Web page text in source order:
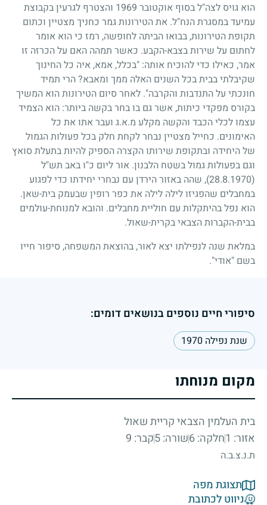
הוא גויס לצה"ל בסוף אוקטובר 1969 והצטרף לגרעין בקבוצת
עמיעד במסגרת הנח"ל. את הטירונות גמר כחניך מצטיין וכתום
תקופת הטירונות, בבואו הביתה לחופשה, רמז כי הוא אומר
לחתום על שירות בצבא-הקבע. כאשר תמהה האם על הכרזה זו
אמר, כאילו כדי להוכיח אותה: "בכלל, אמא, איה כל החינוך
שקיבלתי בבית בכל השנים האלה ממך ומאבא? הרי תמיד
חונכתי על התנדבות והקרבה". לאחר סיום הטירונות הוא המשיך
בקורס מפקדי כיתות, אשר גם בו בחר בקשה ביותר: הוא הצמיד
עצמו לכלי הכבד והקשה מקלע מ.א.ג ועבר אתו את כל
האימונים. כחייל מצטיין נבחר לקחת חלק בכל פעולות הגמול
של היחידה ובתקופת שירותו הקצרה הספיק להיות בתעלת סואץ
וגם בפעולות גמול בשטח הלבנון. אור ליום כ"ו באב תש"ל
(28.8.1970)
, שהה באזור הירדן עם נבחרי יחידתו כדי לפגוע
במחבלים שהפגיזו לילה לילה את כפר רופין שבעמק בית-שאן.
הוא נפל בהיתקלות עם חוליית מחבלים. והובא למנוחת-עולמים
בבית-הקברות הצבאי בקרית-שאול.
במלאת שנה לנפילתו יצא לאור, בהוצאת המשפחה, סיפור חייו
בשם "אודי".
סיפורי חיים נוספים בנושאים דומים:
שנת נפילה 1970
מקום מנוחתו
בית העלמין הצבאי קריית שאול
אזור: 1
חלקה: 6 שורה: 5 קבר: 9
ת.נ.צ.ב.ה
תצוגת מפה
ניווט לכתובת